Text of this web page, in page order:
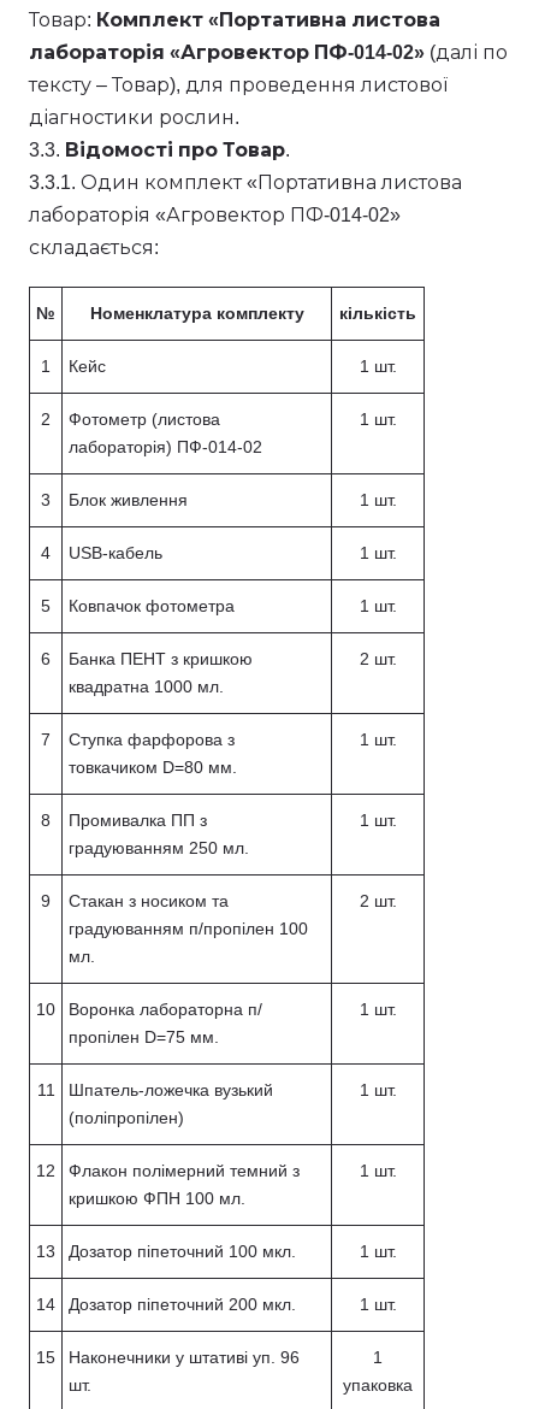
Товар: Комплект «Портативна листова
лабораторія «Агровектор ПФ-014-02» (далі по
тексту – Товар), для проведення листової
діагностики рослин.
3.3. Відомості про Товар.
3.3.1. Один комплект «Портативна листова
лабораторія «Агровектор ПФ-014-02»
складається:
№ Номенклатура комплекту кількість
1 Кейс 1 шт.
2
Фотометр (листова
лабораторія) ПФ-014-02
1 шт.
3 Блок живлення 1 шт.
4 USB-кабель 1 шт.
5 Ковпачок фотометра 1 шт.
6
Банка ПЕНТ з кришкою
квадратна 1000 мл.
2 шт.
7
Ступка фарфорова з
товкачиком D=80 мм.
1 шт.
8
Промивалка ПП з
градуюванням 250 мл.
1 шт.
9
Стакан з носиком та
градуюванням п/пропілен 100
мл.
2 шт.
10
Воронка лабораторна п/
пропілен D=75 мм.
1 шт.
11
Шпатель-ложечка вузький
(поліпропілен)
1 шт.
12
Флакон полімерний темний з
кришкою ФПН 100 мл.
1 шт.
13 Дозатор піпеточний 100 мкл. 1 шт.
14 Дозатор піпеточний 200 мкл. 1 шт.
15
Наконечники у штативі уп. 96
шт.
1
упаковка